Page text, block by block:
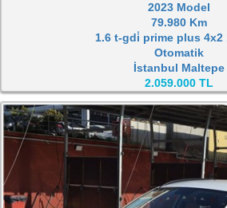
2023 Model
79.980 Km
1.6 t-gdi̇ prime plus 4x2
Otomatik
İstanbul Maltepe
2.059.000 TL